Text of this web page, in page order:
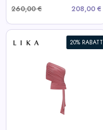
260,00 €
208,00 €
20% RABATT
Weißes Lederoberteil
View All LIKA Deals